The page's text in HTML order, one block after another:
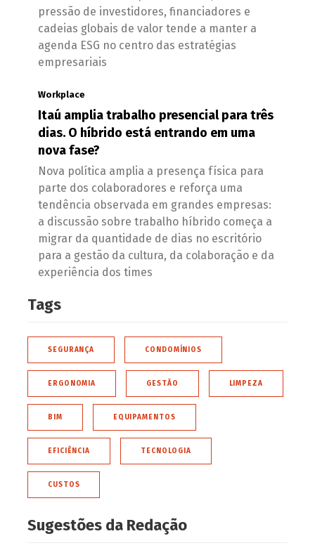
pressão de investidores, financiadores e
cadeias globais de valor tende a manter a
agenda ESG no centro das estratégias
empresariais
Workplace
Itaú amplia trabalho presencial para três
dias. O híbrido está entrando em uma
nova fase?
Nova política amplia a presença física para
parte dos colaboradores e reforça uma
tendência observada em grandes empresas:
a discussão sobre trabalho híbrido começa a
migrar da quantidade de dias no escritório
para a gestão da cultura, da colaboração e da
experiência dos times
Tags
SEGURANÇA CONDOMÍNIOS
ERGONOMIA GESTÃO LIMPEZA
BIM EQUIPAMENTOS
EFICIÊNCIA TECNOLOGIA
CUSTOS
Sugestões da Redação